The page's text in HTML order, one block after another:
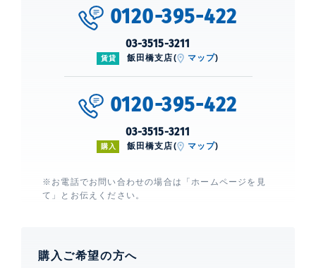
0120-395-422
03-3515-3211
賃貸 飯田橋支店( マップ)
0120-395-422
03-3515-3211
購入 飯田橋支店( マップ)
※お電話でお問い合わせの場合は「ホームページを見
て」とお伝えください。
購入ご希望の方へ